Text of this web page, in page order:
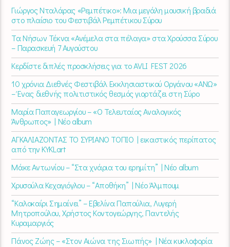
Γιώργος Νταλάρας «Ρεμπέτικο»: Μια μεγάλη μουσική βραδιά
στο πλαίσιο του Φεστιβάλ Ρεμπέτικου Σύρου
Τα Νήσων Τέκνα «Ανέμελα στα πέλαγα» στα Χρούσσα Σύρου
– Παρασκευή 7 Αυγούστου
Κερδίστε διπλές προσκλήσεις για το AVLI FEST 2026
10 χρόνια Διεθνές Φεστιβάλ Εκκλησιαστικού Οργάνου «ΑΝΩ»
– Ένας διεθνής πολιτιστικός θεσμός γιορτάζει στη Σύρο​
Μαρία Παπαγεωργίου – «Ο Τελευταίος Αναλογικός
Άνθρωπος» | Νέο album
ΑΓΚΑΛΙΑΖΟΝΤΑΣ ΤΟ ΣΥΡΙΑΝΟ ΤΟΠΙΟ | εικαστικός περίπατος
από την KYKLart
Μάκε Αντωνίου – “Στα χνάρια του ερημίτη” | Νέο album
Χρυσούλα Κεχαγιόγλου – “Αποθήκη” | Νέο Άλμπουμ
“Καλοκαίρι Σημαίνει” – Εβελίνα Παπούλια, Λυγερή
Μητροπούλου, Χρήστος Κοντογεώργης, Παντελής
Κυραμαργιός
Πάνος Ζώης – «Στον Αιώνα της Σιωπής» | Νέα κυκλοφορία